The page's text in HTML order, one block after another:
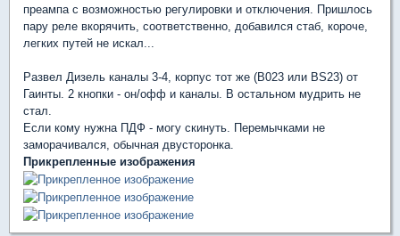
преампа с возможностью регулировки и отключения. Пришлось
пару реле вкорячить, соответственно, добавился стаб, короче,
легких путей не искал...
Развел Дизель каналы 3-4, корпус тот же (B023 или BS23) от
Гаинты. 2 кнопки - он/офф и каналы. В остальном мудрить не
стал.
Если кому нужна ПДФ - могу скинуть. Перемычками не
заморачивался, обычная двусторонка.
Прикрепленные изображения